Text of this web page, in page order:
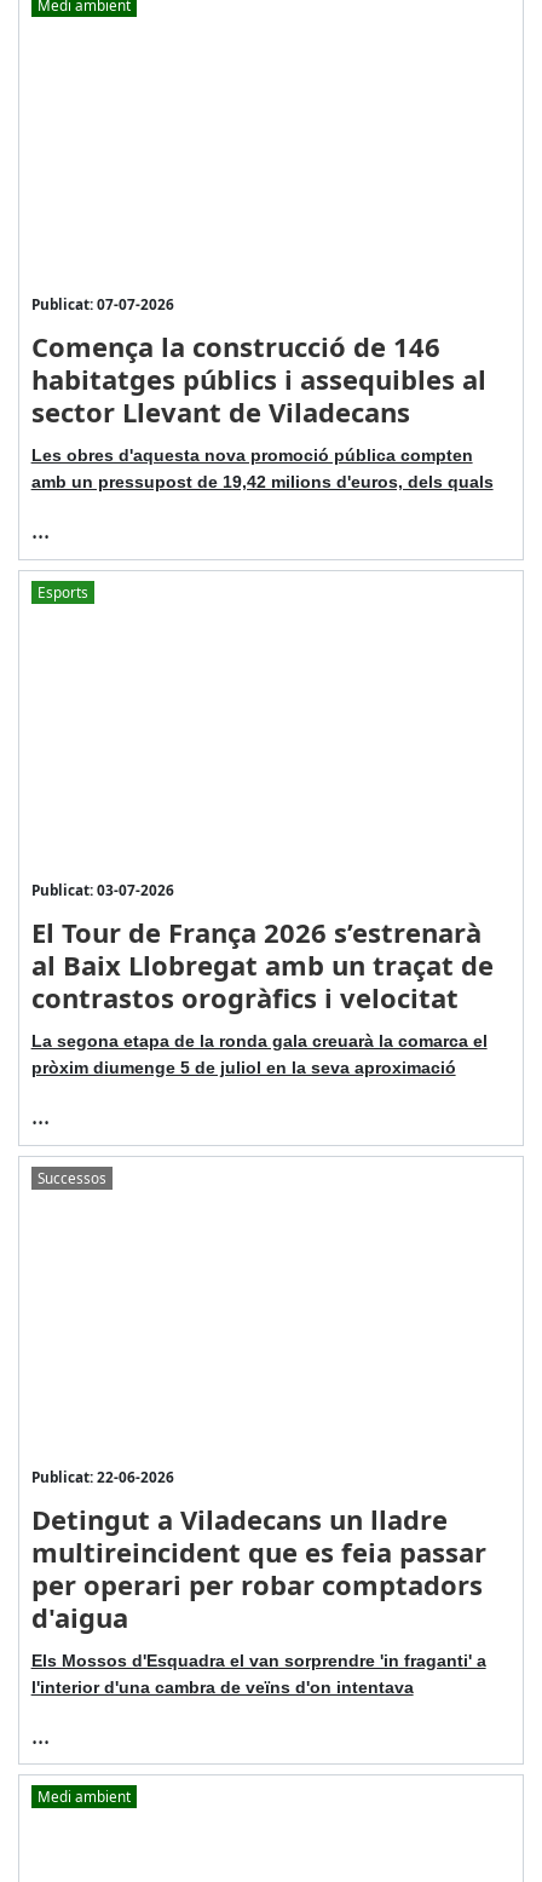
Medi ambient
Publicat: 07-07-2026
Comença la construcció de 146
habitatges públics i assequibles al
sector Llevant de Viladecans
Les obres d'aquesta nova promoció pública compten
amb un pressupost de 19,42 milions d'euros, dels quals
...
Esports
Publicat: 03-07-2026
El Tour de França 2026 s’estrenarà
al Baix Llobregat amb un traçat de
contrastos orogràfics i velocitat
La segona etapa de la ronda gala creuarà la comarca el
pròxim diumenge 5 de juliol en la seva aproximació
...
Successos
Publicat: 22-06-2026
Detingut a Viladecans un lladre
multireincident que es feia passar
per operari per robar comptadors
d'aigua
Els Mossos d'Esquadra el van sorprendre 'in fraganti' a
l'interior d'una cambra de veïns d'on intentava
...
Medi ambient